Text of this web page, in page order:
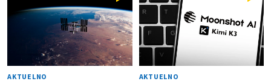
AKTUELNO AKTUELNO